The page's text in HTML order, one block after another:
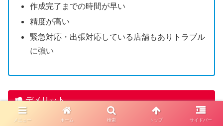
作成完了までの時間が早い
精度が高い
緊急対応・出張対応している店舗もありトラブル
に強い
デメリット
一部のディンプルキーは店舗で合鍵作成できない
メニュー ホーム 検索 トップ サイドバー